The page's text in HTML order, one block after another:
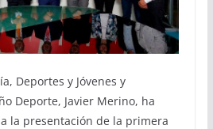
Deportes y Jóvenes y
Deporte, Javier Merino, ha
la presentación de la primera